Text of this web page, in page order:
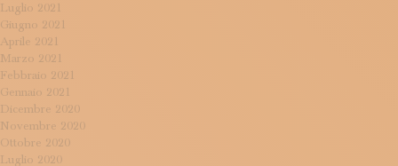
Luglio 2021
Giugno 2021
Aprile 2021
Marzo 2021
Febbraio 2021
Gennaio 2021
Dicembre 2020
Novembre 2020
Ottobre 2020
Luglio 2020